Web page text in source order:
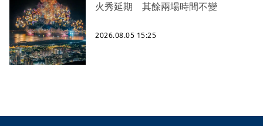
火秀延期 其餘兩場時間不變
2026.08.05 15:25